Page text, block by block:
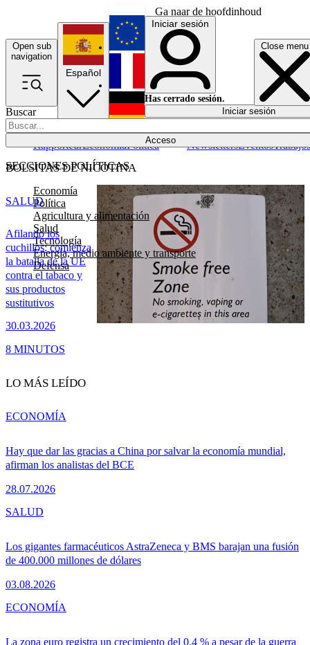
Ga naar de hoofdinhoud
Open sub
navigation
Close menu
Buscar
Acceso
SECCIONES POLÍTICAS
Economía
Política
Agricultura y alimentación
Salud
Tecnología
Energía, medio ambiente y transporte
Defensa
RapporteurEconomíaPolítica NewslettersEventosTrabajos
Español
English
Français
Iniciar sesión
Has cerrado sesión.
Iniciar sesión
BOLSITAS DE NICOTINA
Afilando los
cuchillos: comienza
la batalla de la UE
contra el tabaco y
sus productos
sustitutivos
30.03.2026
SALUD
8 MINUTOS
LO MÁS LEÍDO
Hay que dar las gracias a China por salvar la economía mundial,
afirman los analistas del BCE
28.07.2026
ECONOMÍA
Los gigantes farmacéuticos AstraZeneca y BMS barajan una fusión
de 400.000 millones de dólares
03.08.2026
SALUD
La zona euro registra un crecimiento del 0,4 % a pesar de la guerra
ECONOMÍA